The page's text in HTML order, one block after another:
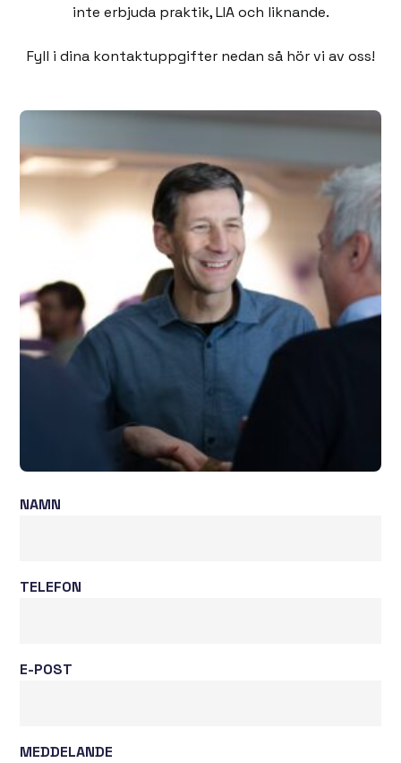
inte erbjuda praktik, LIA och liknande.
Fyll i dina kontaktuppgifter nedan så hör vi av oss!
NAMN
TELEFON
E-POST
MEDDELANDE